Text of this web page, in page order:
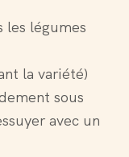
les légumes
la variété)
sous
avec un